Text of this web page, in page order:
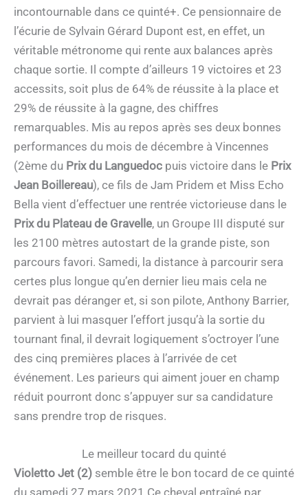
incontournable dans ce quinté+. Ce pensionnaire de
l’écurie de Sylvain Gérard Dupont est, en effet, un
véritable métronome qui rente aux balances après
chaque sortie. Il compte d’ailleurs 19 victoires et 23
accessits, soit plus de 64% de réussite à la place et
29% de réussite à la gagne, des chiffres
remarquables. Mis au repos après ses deux bonnes
performances du mois de décembre à Vincennes
(2ème du Prix du Languedoc puis victoire dans le Prix
Jean Boillereau), ce fils de Jam Pridem et Miss Echo
Bella vient d’effectuer une rentrée victorieuse dans le
Prix du Plateau de Gravelle, un Groupe III disputé sur
les 2100 mètres autostart de la grande piste, son
parcours favori. Samedi, la distance à parcourir sera
certes plus longue qu’en dernier lieu mais cela ne
devrait pas déranger et, si son pilote, Anthony Barrier,
parvient à lui masquer l’effort jusqu’à la sortie du
tournant final, il devrait logiquement s’octroyer l’une
des cinq premières places à l’arrivée de cet
événement. Les parieurs qui aiment jouer en champ
réduit pourront donc s’appuyer sur sa candidature
sans prendre trop de risques.
Le meilleur tocard du quinté
Violetto Jet (2) semble être le bon tocard de ce quinté
du samedi 27 mars 2021.Ce cheval entraîné par